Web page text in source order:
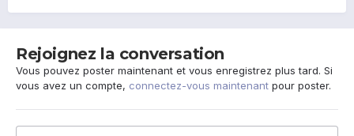
Rejoignez la conversation
Vous pouvez poster maintenant et vous enregistrez plus tard. Si
vous avez un compte, connectez-vous maintenant pour poster.